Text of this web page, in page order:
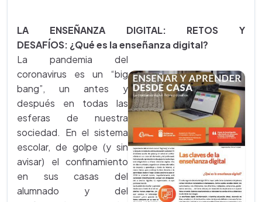
LA ENSEÑANZA DIGITAL: RETOS Y
DESAFÍOS: ¿Qué es la enseñanza digital?
La pandemia del
coronavirus es un “big
bang”, un antes y
después en todas las
esferas de nuestra
sociedad. En el sistema
escolar, de golpe (y sin
avisar) el confinamiento
en sus casas del
alumnado y del